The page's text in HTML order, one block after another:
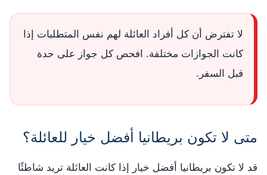
لا تفترض أن كل أفراد العائلة لهم نفس المتطلبات إذا
كانت الجوازات مختلفة. افحص كل جواز على حدة
قبل السفر.
متى لا تكون بريطانيا أفضل خيار للعائلة؟
قد لا تكون بريطانيا أفضل خيار إذا كانت العائلة تريد شاطئًا